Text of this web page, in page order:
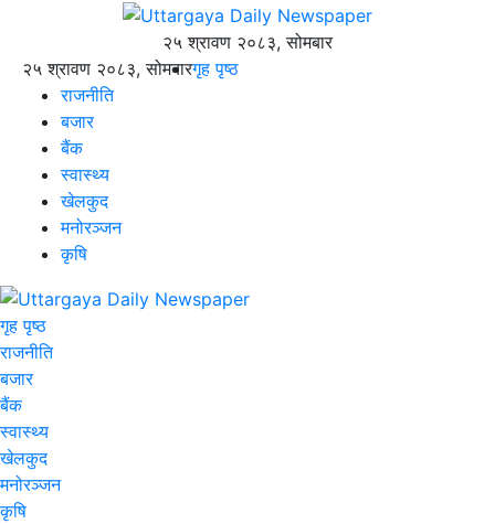
२५ श्रावण २०८३, सोमबार
२५ श्रावण २०८३, सोमबारगृह पृष्ठ
राजनीति
बजार
बैंक
स्वास्थ्य
खेलकुद
मनोरञ्जन
कृषि
गृह पृष्ठ
राजनीति
बजार
बैंक
स्वास्थ्य
खेलकुद
मनोरञ्जन
कृषि